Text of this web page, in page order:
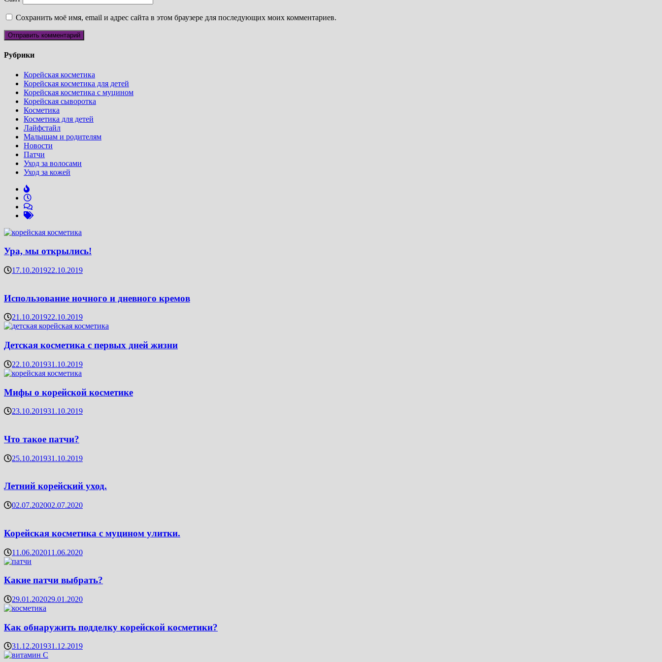
Сохранить моё имя, email и адрес сайта в этом браузере для последующих моих комментариев.
Рубрики
Корейская косметика
Корейская косметика для детей
Корейская косметика с муцином
Корейская сыворотка
Косметика
Косметика для детей
Лайфстайл
Малышам и родителям
Новости
Патчи
Уход за волосами
Уход за кожей
Ура, мы открылись!
17.10.201922.10.2019
Использование ночного и дневного кремов
21.10.201922.10.2019
Детская косметика с первых дней жизни
22.10.201931.10.2019
Мифы о корейской косметике
23.10.201931.10.2019
Что такое патчи?
25.10.201931.10.2019
Летний корейский уход.
02.07.202002.07.2020
Корейская косметика с муцином улитки.
11.06.202011.06.2020
Какие патчи выбрать?
29.01.202029.01.2020
Как обнаружить подделку корейской косметики?
31.12.201931.12.2019